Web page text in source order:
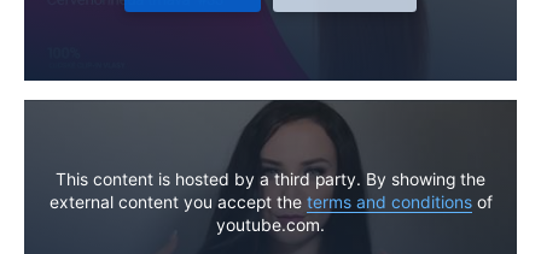
This content is hosted by a third party. By showing the
external content you accept the terms and conditionsof
youtube.com.